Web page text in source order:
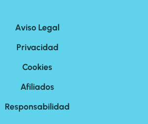
Aviso Legal
Privacidad
Cookies
Afiliados
Responsabilidad